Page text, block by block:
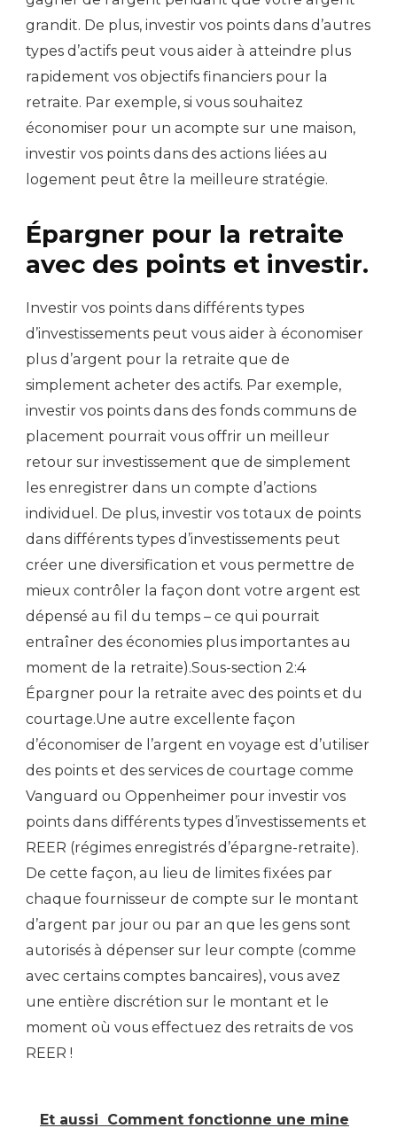
grandit. De plus, investir vos points dans d’autres
types d’actifs peut vous aider à atteindre plus
rapidement vos objectifs financiers pour la
retraite. Par exemple, si vous souhaitez
économiser pour un acompte sur une maison,
investir vos points dans des actions liées au
logement peut être la meilleure stratégie.
Épargner pour la retraite
avec des points et investir.
Investir vos points dans différents types
d’investissements peut vous aider à économiser
plus d’argent pour la retraite que de
simplement acheter des actifs. Par exemple,
investir vos points dans des fonds communs de
placement pourrait vous offrir un meilleur
retour sur investissement que de simplement
les enregistrer dans un compte d’actions
individuel. De plus, investir vos totaux de points
dans différents types d’investissements peut
créer une diversification et vous permettre de
mieux contrôler la façon dont votre argent est
dépensé au fil du temps – ce qui pourrait
entraîner des économies plus importantes au
moment de la retraite).Sous-section 2:4
Épargner pour la retraite avec des points et du
courtage.Une autre excellente façon
d’économiser de l’argent en voyage est d’utiliser
des points et des services de courtage comme
Vanguard ou Oppenheimer pour investir vos
points dans différents types d’investissements et
REER (régimes enregistrés d’épargne-retraite).
De cette façon, au lieu de limites fixées par
chaque fournisseur de compte sur le montant
d’argent par jour ou par an que les gens sont
autorisés à dépenser sur leur compte (comme
avec certains comptes bancaires), vous avez
une entière discrétion sur le montant et le
moment où vous effectuez des retraits de vos
REER !
Et aussi
Comment fonctionne une mine